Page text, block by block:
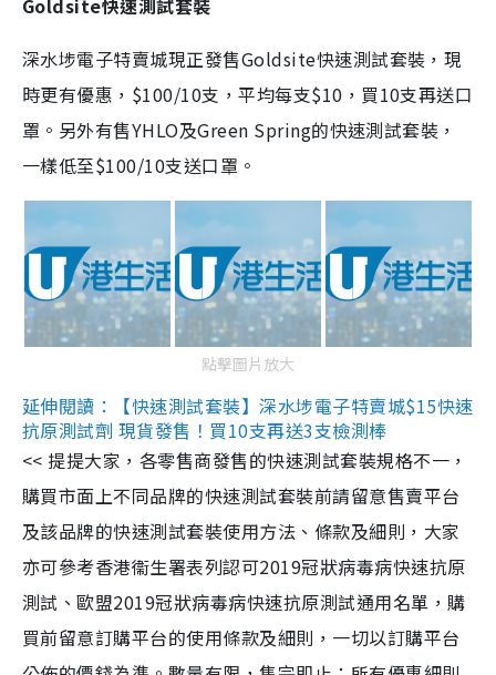
Goldsite快速測試套裝
深水埗電子特賣城現正發售Goldsite快速測試套裝，現
時更有優惠，$100/10支，平均每支$10，買10支再送口
罩。另外有售YHLO及Green Spring的快速測試套裝，
一樣低至$100/10支送口罩。
點擊圖片放大
延伸閱讀：【快速測試套裝】深水埗電子特賣城$15快速
抗原測試劑 現貨發售！買10支再送3支檢測棒
<< 提提大家，各零售商發售的快速測試套裝規格不一，
購買市面上不同品牌的快速測試套裝前請留意售賣平台
及該品牌的快速測試套裝使用方法、條款及細則，大家
亦可參考香港衞生署表列認可2019冠狀病毒病快速抗原
測試、歐盟2019冠狀病毒病快速抗原測試通用名單，購
買前留意訂購平台的使用條款及細則，一切以訂購平台